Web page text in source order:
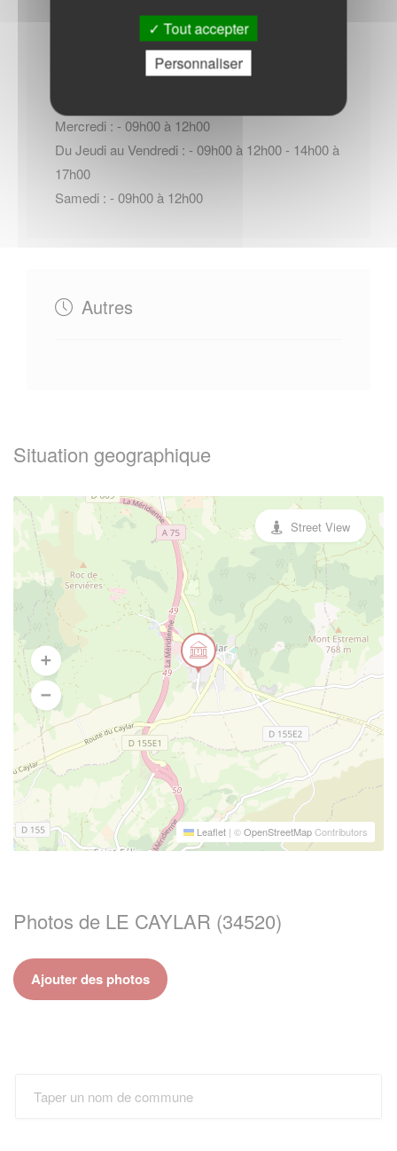
Du Lundi au Mardi : - 09h00 à 12h00 - 14h00 à
Mercredi : - 09h00 à 12h00
Du Jeudi au Vendredi : - 09h00 à 12h00 - 14h00 à
17h00
Samedi : - 09h00 à 12h00
Autres
Situation geographique
Leaflet | ©OpenStreetMapContributors
Street View
Photos de LE CAYLAR (34520)
Ajouter des photos
Tout accepter
Personnaliser